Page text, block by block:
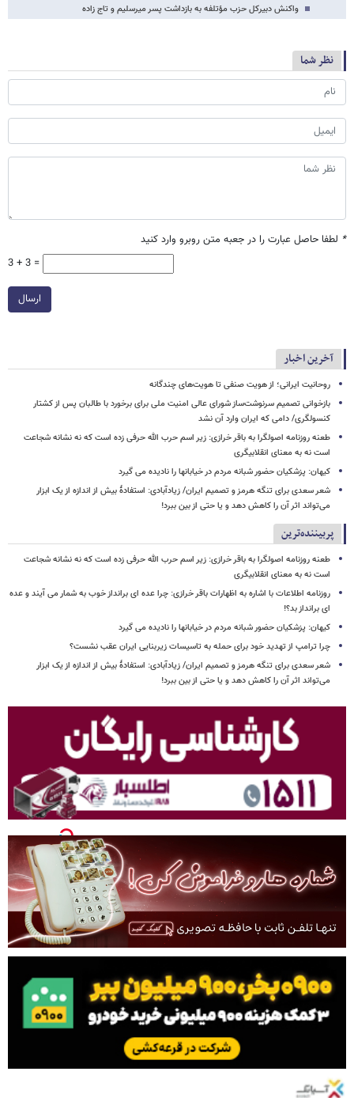
واکنش دبیرکل حزب مؤتلفه به بازداشت پسر میرسلیم و تاج زاده
نظر شما
* لطفا حاصل عبارت را در جعبه متن روبرو وارد کنید
3 + 3 =
ارسال
آخرین اخبار
روحانیت ایرانی؛ از هویت صنفی تا هویت‌های چندگانه
بازخوانی تصمیم سرنوشت‌ساز شورای عالی امنیت ملی برای برخورد با طالبان پس از کشتار
کنسولگری/ دامی که ایران وارد آن نشد
طعنه روزنامه اصولگرا به باقر خرازی: زیر اسم حرب الله حرفی زده است که نه نشانه شجاعت
است نه به معنای انقلابیگری
کیهان: پزشکیان حضور شبانه مردم در خیابانها را نادیده می گیرد
شعر سعدی برای تنگه هرمز و تصمیم ایران/ زیادآبادی: استفادهٔ بیش از اندازه از یک ابزار
می‌تواند اثر آن را کاهش دهد و یا حتی از بین ببرد!
پربیننده‌ترین
طعنه روزنامه اصولگرا به باقر خرازی: زیر اسم حرب الله حرفی زده است که نه نشانه شجاعت
است نه به معنای انقلابیگری
روزنامه اطلاعات با اشاره به اظهارات باقر خرازی: چرا عده ای برانداز خوب به شمار می آیند و عده
ای برانداز بد؟!
کیهان: پزشکیان حضور شبانه مردم در خیابانها را نادیده می گیرد
چرا ترامپ از تهدید خود برای حمله به تاسیسات زیربنایی ایران عقب نشست؟
شعر سعدی برای تنگه هرمز و تصمیم ایران/ زیادآبادی: استفادهٔ بیش از اندازه از یک ابزار
می‌تواند اثر آن را کاهش دهد و یا حتی از بین ببرد!